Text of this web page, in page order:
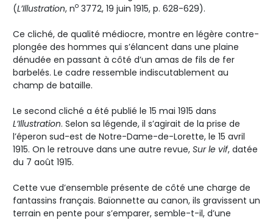
(L’Illustration, no 3772, 19 juin 1915, p. 628-629).
Ce cliché, de qualité médiocre, montre en légère contre-
plongée des hommes qui s’élancent dans une plaine
dénudée en passant à côté d’un amas de fils de fer
barbelés. Le cadre ressemble indiscutablement au
champ de bataille.
Le second cliché a été publié le 15 mai 1915 dans
L’Illustration. Selon sa légende, il s’agirait de la prise de
l’éperon sud-est de Notre-Dame-de-Lorette, le 15 avril
1915. On le retrouve dans une autre revue, Sur le vif, datée
du 7 août 1915.
Cette vue d’ensemble présente de côté une charge de
fantassins français. Baïonnette au canon, ils gravissent un
terrain en pente pour s’emparer, semble-t-il, d’une